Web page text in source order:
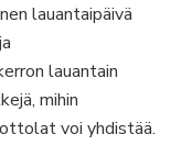
lauantaipäivä
lauantain
mihin
voi yhdistää.